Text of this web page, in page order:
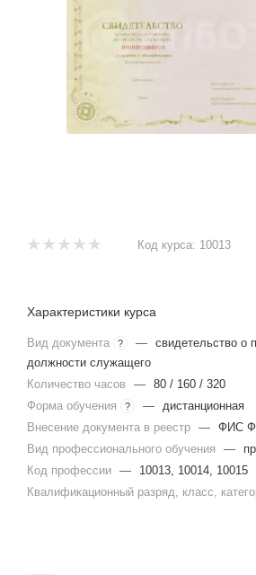
Код курса: 10013
Характеристики курса
Вид документа ? — свидетельство о
должности служащего
Количество часов
— 80 / 160 / 320
Форма обучения
? —
дистанционная
Внесение документа в реестр — ФИС
Вид профессионального обучения
—
Код профессии —
10013, 10014, 10015
Квалификационный разряд, класс,